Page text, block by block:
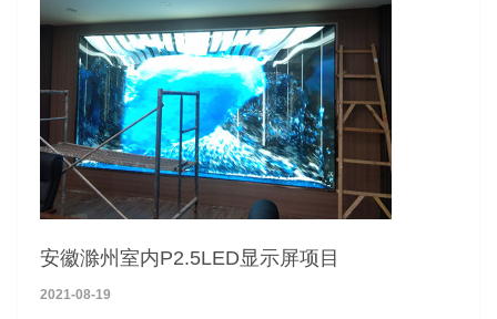
安徽滁州室内P2.5LED显示屏项目
2021-08-19